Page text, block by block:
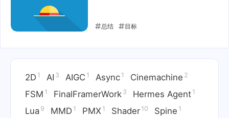
总结 目标
2D 1 AI 3 AIGC 1 Async 1 Cinemachine 2
FSM 1 FinalFramerWork 3 Hermes Agent 1
Lua 9 MMD 1 PMX 1 Shader 10 Spine 1